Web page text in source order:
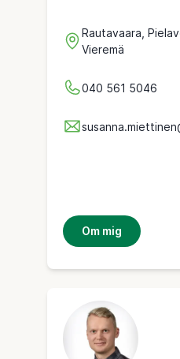
Rautavaara,
Vieremä
040 561 5046
Om mig